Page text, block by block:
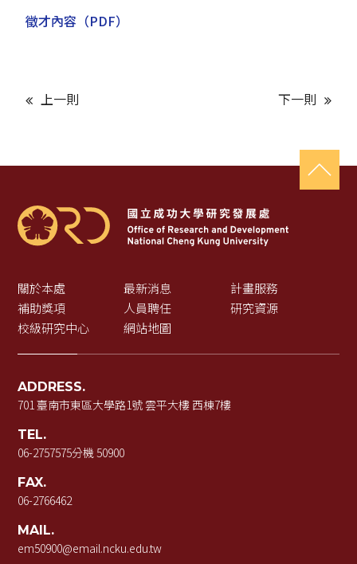
徵才內容 （PDF）
上一則 下一則
關於本處 最新消息
計畫服務
補助獎項
人員聘任
研究資源
校級研究中心
網站地圖
ADDRESS.
701 臺南市東區大學路1號 雲平大樓 西棟7樓
TEL.
06-2757575分機 50900
FAX.
06-2766462
MAIL.
em50900@email.ncku.edu.tw